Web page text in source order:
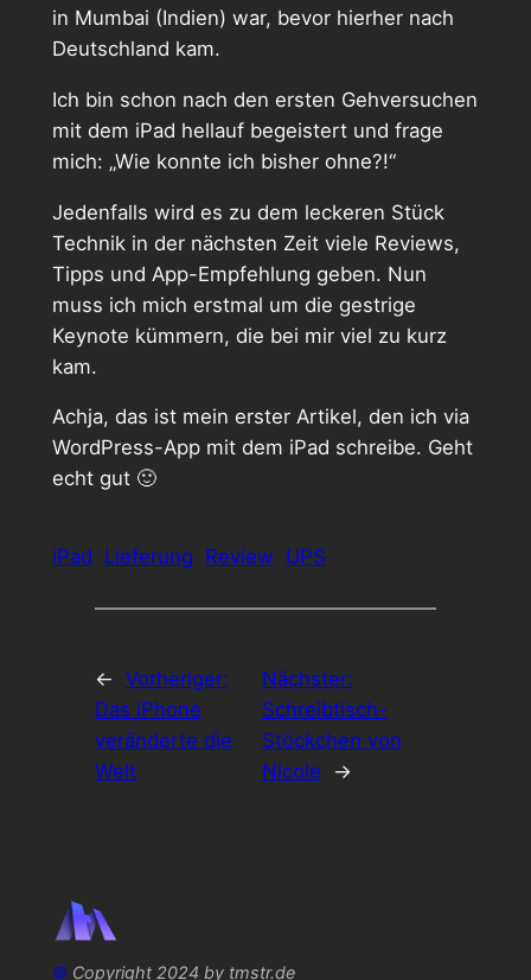
in Mumbai (Indien) war, bevor hierher nach
Deutschland kam.
Ich bin schon nach den ersten Gehversuchen
mit dem iPad hellauf begeistert und frage
mich: „Wie konnte ich bisher ohne?!“
Jedenfalls wird es zu dem leckeren Stück
Technik in der nächsten Zeit viele Reviews,
Tipps und App-Empfehlung geben. Nun
muss ich mich erstmal um die gestrige
Keynote kümmern, die bei mir viel zu kurz
kam.
Achja, das ist mein erster Artikel, den ich via
WordPress-App mit dem iPad schreibe. Geht
echt gut 🙂
iPad Lieferung Review UPS
← Vorheriger:
Das iPhone
veränderte die
Welt
Nächster:
Schreibtisch-
Stöckchen von
Nicole
→
©Copyright 2024 by tmstr.de